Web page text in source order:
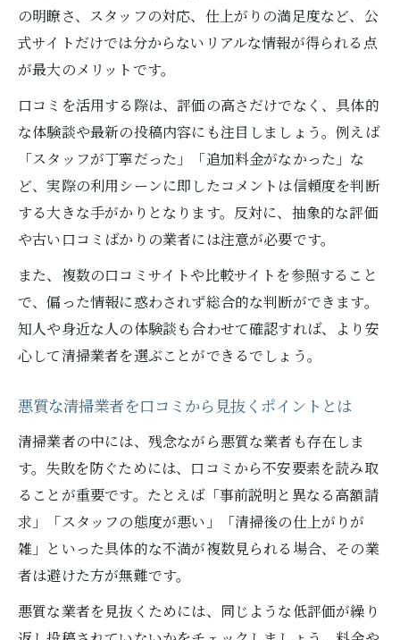
安心感を重視した清掃業者選びのチェック
ポイント
清掃業者のスタッフ対応が大切な理由を解
説
資格や保険加入で選ぶ安心な清掃業者の見
分け方
見積もり比較で清掃業者の評判を確かめる
方法
評判を重視するなら清掃業者選びが大切
清掃業者の評判が満足度につながる理由と
は
過去の利用者が語る清掃業者選びの成功例
清掃業者を比較する際に注目すべき評価ポ
清掃業者のレビューから分かる満足度の傾
向
評判抜群の清掃業者が提供する安心のサー
ビス
満足度で注目される清掃業者の選定ポイント
満足度が高い清掃業者の共通項を徹底分析
清掃業者の評判が高い理由と信頼の裏側
の明瞭さ、スタッフの対応、仕上がりの満足度など、公
式サイトだけでは分からないリアルな情報が得られる点
が最大のメリットです。
口コミを活用する際は、評価の高さだけでなく、具体的
な体験談や最新の投稿内容にも注目しましょう。例えば
「スタッフが丁寧だった」「追加料金がなかった」な
ど、実際の利用シーンに即したコメントは信頼度を判断
する大きな手がかりとなります。反対に、抽象的な評価
や古い口コミばかりの業者には注意が必要です。
また、複数の口コミサイトや比較サイトを参照すること
で、偏った情報に惑わされず総合的な判断ができます。
知人や身近な人の体験談も合わせて確認すれば、より安
心して清掃業者を選ぶことができるでしょう。
悪質な清掃業者を口コミから見抜くポイントとは
清掃業者の中には、残念ながら悪質な業者も存在しま
す。失敗を防ぐためには、口コミから不安要素を読み取
ることが重要です。たとえば「事前説明と異なる高額請
求」「スタッフの態度が悪い」「清掃後の仕上がりが
雑」といった具体的な不満が複数見られる場合、その業
者は避けた方が無難です。
悪質な業者を見抜くためには、同じような低評価が繰り